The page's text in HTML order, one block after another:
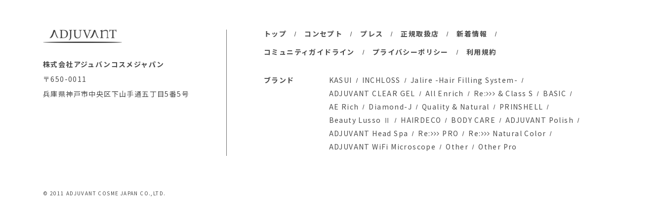
株式会社アジュバンコスメジャパン
〒650-0011
兵庫県神戸市中央区下山手通五丁目5番5号
トップ コンセプト プレス 正規取扱店
新着情報
コミュニティガイドライン
プライバシーポリシー 利用規約
ブランド KASUI INCHLOSS
Jalire -Hair Filling System-
ADJUVANT CLEAR GEL
All Enrich Re: & Class S
BASIC
AE Rich
Diamond-J Quality & Natural
PRINSHELL
Beauty Lusso Ⅱ
HAIRDECO BODY CARE
ADJUVANT Polish
ADJUVANT Head Spa
Re: PRO Re:
Natural Color
ADJUVANT WiFi Microscope
Other Other Pro
© 2011 ADJUVANT COSME JAPAN CO.,LTD.